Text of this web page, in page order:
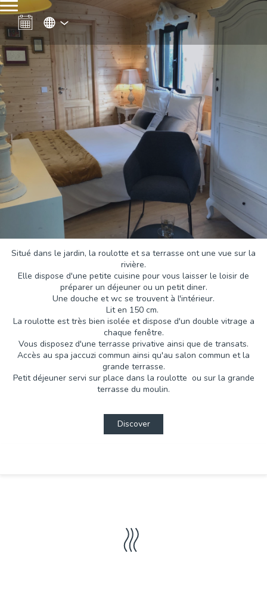
Situé dans le jardin, la roulotte et sa terrasse ont une vue sur la
rivière.
Elle dispose d'une petite cuisine pour vous laisser le loisir de
préparer un déjeuner ou un petit diner.
Une douche et wc se trouvent à l'intérieur.
Lit en 150 cm.
La roulotte est très bien isolée et dispose d'un double vitrage a
chaque fenêtre.
Vous disposez d'une terrasse privative ainsi que de transats.
Accès au spa jaccuzi commun ainsi qu'au salon commun et la
grande terrasse.
Petit déjeuner servi sur place dans la roulotte ou sur la grande
terrasse du moulin.
Discover